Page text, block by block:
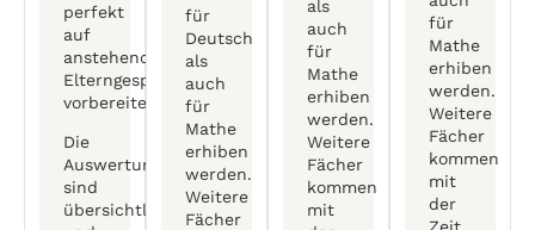
perfekt
auf
anstehende
Elterngespräche
vorbereitet.
Die
Auswertungen
sind
übersichtlch
für
Deutsch
als
auch
für
Mathe
erhiben
werden.
Weitere
Fächer
als
auch
für
Mathe
erhiben
werden.
Weitere
Fächer
kommen
mit
für
Mathe
erhiben
werden.
Weitere
Fächer
kommen
mit
der
Zeit